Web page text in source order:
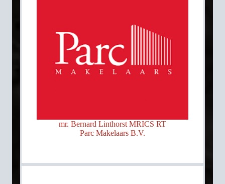
mr. Bernard Linthorst MRICS RT
Parc Makelaars B.V.